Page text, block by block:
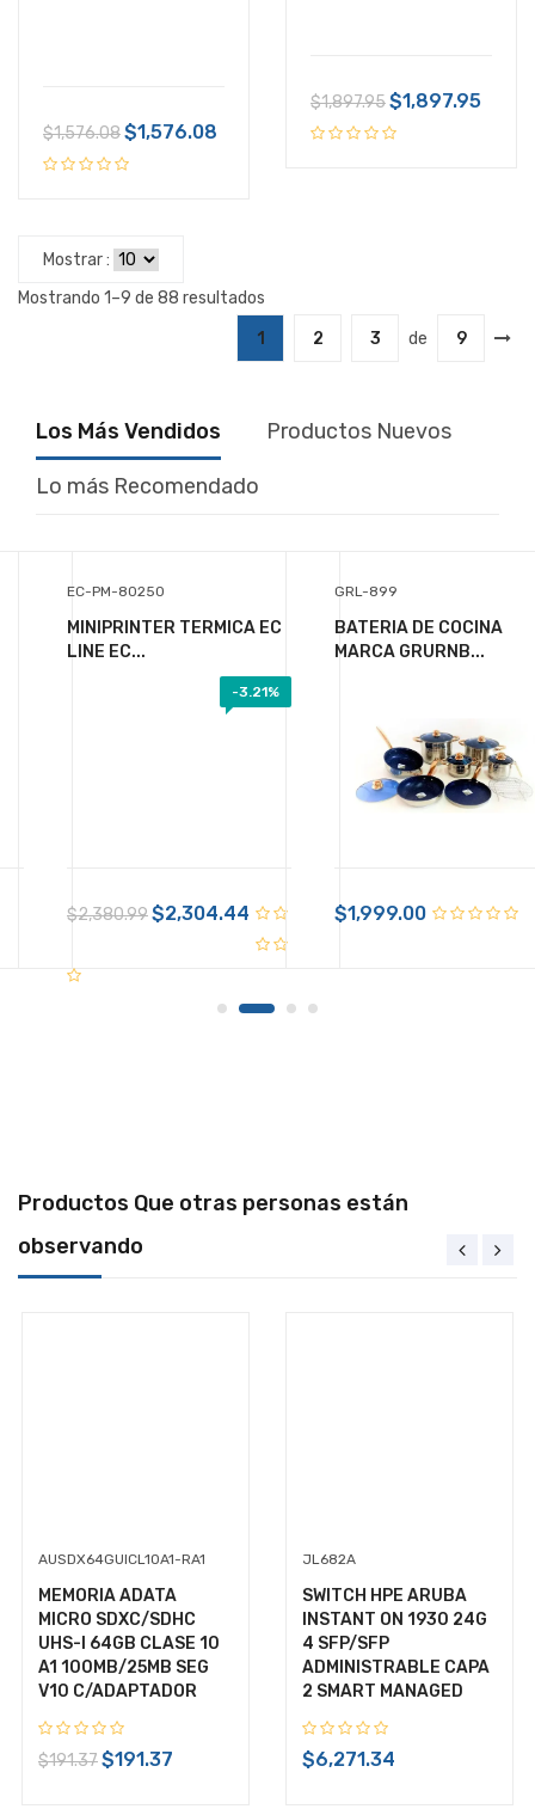
$1,576.08$1,576.08
$1,897.95$1,897.95
+ $99.00 de envío
IVA Incluido
Sin Inventario
+ $99.00 de envío
$1,214.74 $1,214.74
En Inventario
Mostrar :
Mostrando 1–9 de 88 resultados
1
2 3 de 9
Los Más Vendidos Productos Nuevos
Lo más Recomendado
EC-PM-80250
MINIPRINTER TERMICA EC
LINE EC...
-3.21%
$2,380.99$2,304.44
GRL-899
BATERIA DE COCINA
MARCA GRURNB...
$1,999.00
Productos Que otras personas están
observando
AUSDX64GUICL10A1-RA1
MEMORIA ADATA
MICRO SDXC/SDHC
UHS-I 64GB CLASE 10
A1 100MB/25MB SEG
V10 C/ADAPTADOR
$191.37$191.37
JL682A
SWITCH HPE ARUBA
INSTANT ON 1930 24G
4 SFP/SFP
ADMINISTRABLE CAPA
2 SMART MANAGED
$6,271.34